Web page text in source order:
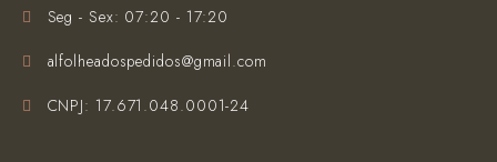
Seg - Sex: 07:20 - 17:20
alfolheadospedidos@gmail.com
CNPJ: 17.671.048.0001-24